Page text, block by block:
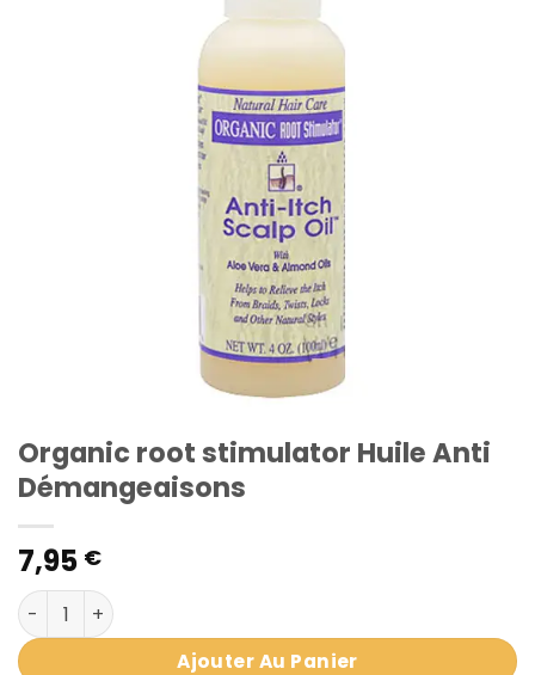
Organic root stimulator Huile Anti
Démangeaisons
7,95 €
quantité de Organic root stimulator Huile Anti
Ajouter Au Panier